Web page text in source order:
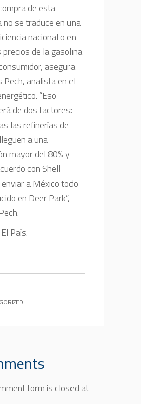
de esta
no se traduce en una
nacional o en
precios de la gasolina
asegura
Pech, analista en el
“Eso
de dos factores:
las refinerías de
a una
mayor del 80% y
con Shell
a México todo
en Deer Park”,
País.
form is closed at